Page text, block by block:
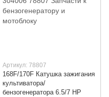
Артикул: 78807
168F/170F Катушка зажигания
культиватора/
бензогенератора 6.5/7 HP